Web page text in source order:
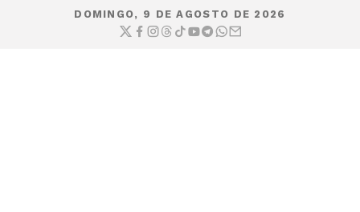
DOMINGO, 9 DE AGOSTO DE 2026